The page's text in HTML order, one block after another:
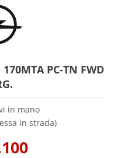
PC-TN FWD
in mano
in strada)